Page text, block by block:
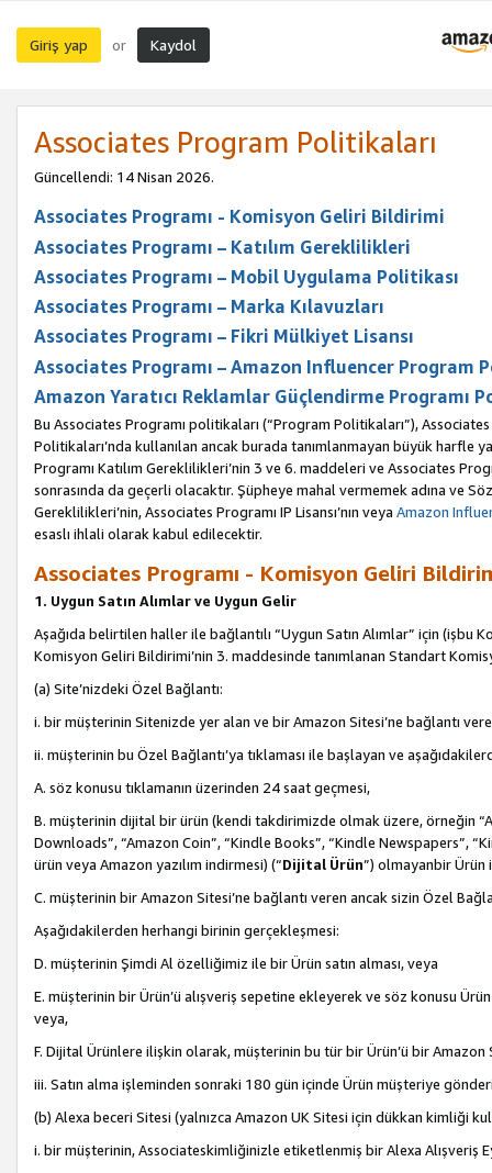
Giriş yap or Kaydol
Associates Program Politikaları
Güncellendi: 14 Nisan 2026.
Associates Programı - Komisyon Geliri Bildirimi
Associates Programı – Katılım Gereklilikleri
Associates Programı – Mobil Uygulama Politikası
Associates Programı – Marka Kılavuzları
Associates Programı – Fikri Mülkiyet Lisansı
Associates Programı – Amazon Influencer Program
Amazon Yaratıcı Reklamlar Güçlendirme Programı
Bu Associates Programı politikaları (“Program Politikaları”),
Politikaları’nda kullanılan ancak burada tanımlanmayan büyük harfle
Programı Katılım Gereklilikleri’nin 3 ve 6. maddeleri ve Associates
sonrasında da geçerli olacaktır. Şüpheye mahal vermemek adına ve
Gereklilikleri’nin, Associates Programı IP Lisansı’nın veya Amazon
esaslı ihlali olarak kabul edilecektir.
Associates Programı - Komisyon Geliri
1. Uygun Satın Alımlar ve Uygun Gelir
Aşağıda belirtilen haller ile bağlantılı “Uygun Satın Alımlar” için
Komisyon Geliri Bildirimi’nin 3. maddesinde tanımlanan Standart
(a) Site’nizdeki Özel Bağlantı:
i. bir müşterinin Sitenizde yer alan ve bir Amazon Sitesi’ne bağlantı
ii. müşterinin bu Özel Bağlantı’ya tıklaması ile başlayan ve
A. söz konusu tıklamanın üzerinden 24 saat geçmesi,
B. müşterinin dijital bir ürün (kendi takdirimizde olmak üzere, örneğin
Downloads”, “Amazon Coin”, “Kindle Books”, “Kindle Newspapers”,
ürün veya Amazon yazılım indirmesi) (“Dijital Ürün”) olmayanbir Ürün
C. müşterinin bir Amazon Sitesi’ne bağlantı veren ancak sizin Özel
Aşağıdakilerden herhangi birinin gerçekleşmesi:
D. müşterinin Şimdi Al özelliğimiz ile bir Ürün satın alması, veya
E. müşterinin bir Ürün’ü alışveriş sepetine ekleyerek ve söz konusu
veya,
F. Dijital Ürünlere ilişkin olarak, müşterinin bu tür bir Ürün’ü bir Amazon
iii. Satın alma işleminden sonraki 180 gün içinde Ürün müşteriye
(b) Alexa beceri Sitesi (yalnızca Amazon UK Sitesi için dükkan kimliği
i. bir müşterinin, Associateskimliğinizle etiketlenmiş bir Alexa Alışveriş